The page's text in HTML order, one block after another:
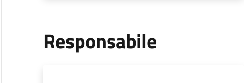
Responsabile